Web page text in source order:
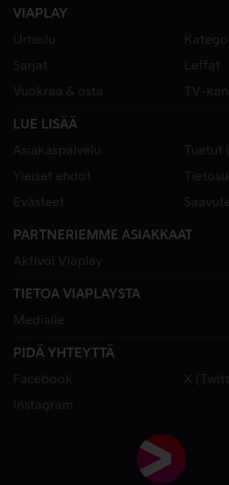
VIAPLAY
Urheilu
Sarjat
Leffat
Vuokraa & osta
TV-
LUE LISÄÄ
Asiakaspalvelu
Tuetut
Yleiset ehdot
Evästeet
PARTNERIEMME ASIAKKAAT
Aktivoi Viaplay
TIETOA VIAPLAYSTA
Medialle
PIDÄ YHTEYTTÄ
Facebook
X
Instagram